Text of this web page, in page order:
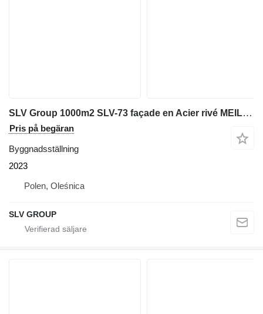
SLV Group 1000m2 SLV-73 façade en Acier rivé MEILLEURE QUALITE
Pris på begäran
Byggnadsställning
2023
Polen, Oleśnica
SLV GROUP